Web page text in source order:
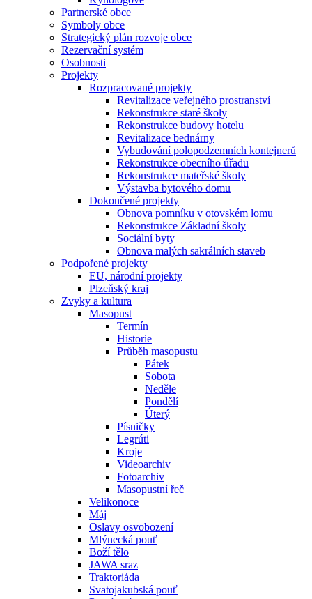
Partnerské obce
Symboly obce
Strategický plán rozvoje obce
Rezervační systém
Osobnosti
Projekty
Rozpracované projekty
Revitalizace veřejného prostranství
Rekonstrukce staré školy
Rekonstrukce budovy hotelu
Revitalizace bednárny
Vybudování polopodzemních kontejnerů
Rekonstrukce obecního úřadu
Rekonstrukce mateřské školy
Výstavba bytového domu
Dokončené projekty
Obnova pomníku v otovském lomu
Rekonstrukce Základní školy
Sociální byty
Obnova malých sakrálních staveb
Podpořené projekty
EU, národní projekty
Plzeňský kraj
Zvyky a kultura
Masopust
Termín
Historie
Průběh masopustu
Pátek
Sobota
Neděle
Pondělí
Úterý
Písničky
Legrúti
Kroje
Videoarchiv
Fotoarchiv
Masopustní řeč
Velikonoce
Máj
Oslavy osvobození
Mlýnecká pouť
Boží tělo
JAWA sraz
Traktoriáda
Svatojakubská pouť